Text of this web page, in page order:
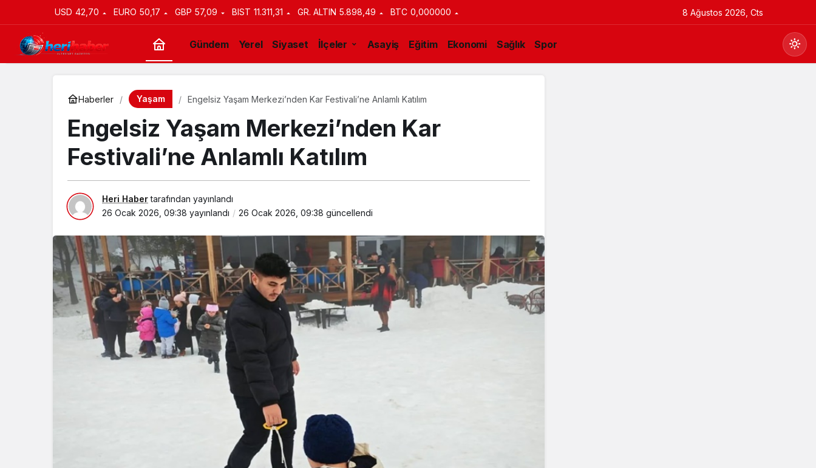
USD 42,70 EURO 50,17 GBP 57,09 BIST 11.311,31 GR. ALTIN 5.898,49 BTC 0,000000 8 Ağustos 2026, Cts
Gündem Yerel Siyaset İlçeler Asayiş Eğitim Ekonomi Sağlık Spor
Haberler Yaşam Engelsiz Yaşam Merkezi’nden Kar Festivali’ne Anlamlı Katılım
Engelsiz Yaşam Merkezi’nden Kar
Festivali’ne Anlamlı Katılım
Heri Habertarafından yayınlandı
26 Ocak 2026, 09:38 yayınlandı 26 Ocak 2026, 09:38 güncellendi